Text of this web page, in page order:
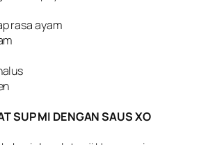
rasa ayam
SUP MI DENGAN SAUS XO